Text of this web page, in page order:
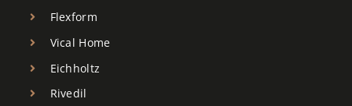
Flexform
Vical Home
Eichholtz
Rivedil